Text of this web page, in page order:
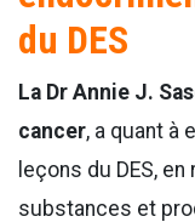
du DES
La Dr Annie J.
cancer, a quant à
leçons du DES,
substances et